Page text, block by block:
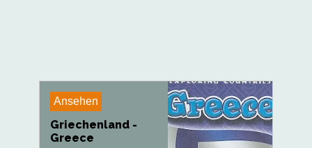
Ansehen
Griechenland -
Greece